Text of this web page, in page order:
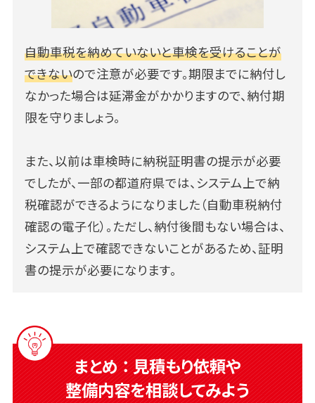
自動車税を納めていないと車検を受けることが
できないので注意が必要です。期限までに納付し
なかった場合は延滞金がかかりますので、納付期
限を守りましょう。
また、以前は車検時に納税証明書の提示が必要
でしたが、一部の都道府県では、システム上で納
税確認ができるようになりました（自動車税納付
確認の電子化）。ただし、納付後間もない場合は、
システム上で確認できないことがあるため、証明
書の提示が必要になります。
まとめ ： 見積もり依頼や
整備内容を相談してみよう